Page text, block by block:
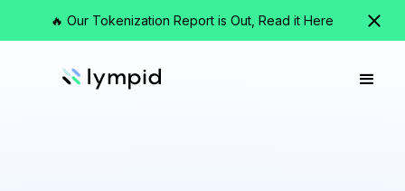
🔥 Our Tokenization Report is Out, Read it Here